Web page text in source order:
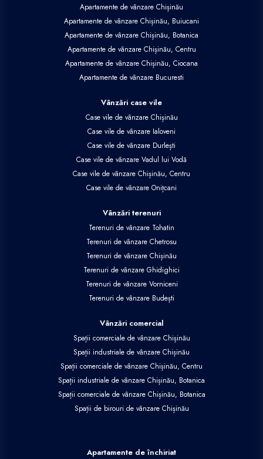
Apartamente de vânzare Chișinău
Apartamente de vânzare Chișinău, Buiucani
Apartamente de vânzare Chișinău, Botanica
Apartamente de vânzare Chișinău, Centru
Apartamente de vânzare Chișinău, Ciocana
Apartamente de vânzare Bucuresti
Vânzări case vile
Case vile de vânzare Chișinău
Case vile de vânzare Ialoveni
Case vile de vânzare Durlești
Case vile de vânzare Vadul lui Vodă
Case vile de vânzare Chișinău, Centru
Case vile de vânzare Onițcani
Vânzări terenuri
Terenuri de vânzare Tohatin
Terenuri de vânzare Chetrosu
Terenuri de vânzare Chișinău
Terenuri de vânzare Ghidighici
Terenuri de vânzare Vorniceni
Terenuri de vânzare Budești
Vânzări comercial
Spații comerciale de vânzare Chișinău
Spații industriale de vânzare Chișinău
Spații comerciale de vânzare Chișinău, Centru
Spații industriale de vânzare Chișinău, Botanica
Spații comerciale de vânzare Chișinău, Botanica
Spații de birouri de vânzare Chișinău
Apartamente de închiriat